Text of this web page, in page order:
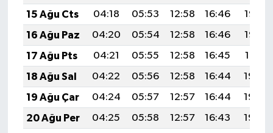
15 Ağu Cts
04:18 05:53 12:58 16:46
19:53
16 Ağu Paz
04:20 05:54 12:58 16:46
19:52
17 Ağu Pts
04:21 05:55 12:58 16:45
19:51
18 Ağu Sal
04:22 05:56 12:58 16:44
19:49
19 Ağu Çar
04:24 05:57 12:57 16:44
19:48
20 Ağu Per
04:25 05:58 12:57 16:43
19:46